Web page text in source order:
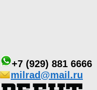
+7 (929) 881 6666
milrad@mail.ru